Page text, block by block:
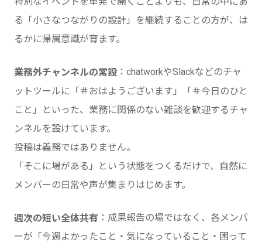
る「小さなつながりの設計」を継続することの方が、は
るかに帰属意識が育ます。
業務外チャンネルの常設：chatworkやSlackなどのチャ
ットツールに「＃おはようございます」「＃今日のひと
こと」といった、業務に関係のない雑談を歓迎するチャ
ンネルを設けています。
投稿は義務ではありません。
「そこに場がある」という状態をつくるだけで、自然に
メンバーの日常や声が集まりはじめます。
週次の短い全体共有 ：成果報告の場ではなく、各メンバ
ーが「今週よかったこと・気になっていること・困って